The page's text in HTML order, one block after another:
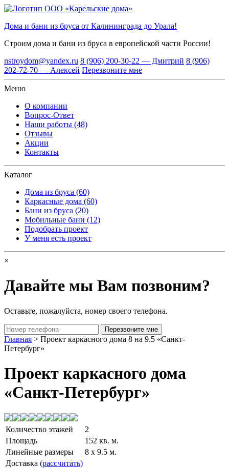
Дома и бани из бруса от Калининграда до Урала!
Строим дома и бани из бруса в европейской части России!
nstroydom@yandex.ru 8 (906) 200-30-22 — Дмитрий 8 (906)
202-72-70 — Алексей Перезвоните мне
Меню
О компании
Вопрос-Ответ
Наши работы (48)
Отзывы
Акции
Контакты
Каталог
Дома из бруса (60)
Каркасные дома (60)
Бани из бруса (20)
Мобильные бани (12)
Подобрать проект
У меня есть проект
×
Давайте мы Вам позвоним?
Оставьте, пожалуйста, номер своего телефона.
Главная > Проект каркасного дома 8 на 9.5 «Санкт-
Петербург»
Проект каркасного дома
«Санкт-Петербург»
Количество этажей
2
Площадь
152 кв. м.
Линейные размеры
8 x 9.5 м.
Доставка (рассчитать)